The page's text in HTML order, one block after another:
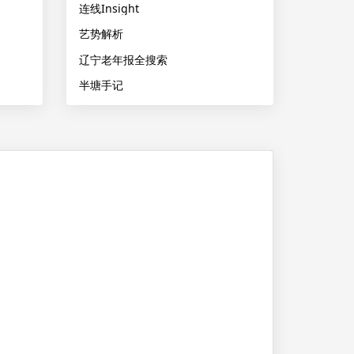
连线Insight
艺势解析
辽宁老年报全搜索
半塘手记